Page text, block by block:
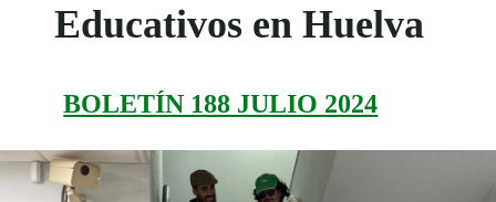
Educativos en Huelva
BOLETÍN 188 JULIO 2024